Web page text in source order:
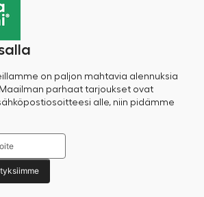
on paljon mahtavia alennuksia
parhaat tarjoukset ovat
alle, niin pidämme